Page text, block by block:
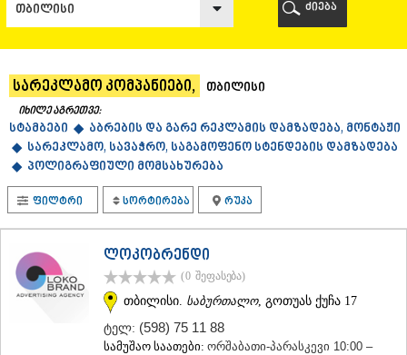
ᲩᲐᲥᲕᲘ
ᲝᲖᲣᲠᲒᲔᲗᲘ
ᲩᲝᲮᲐᲢᲐᲣᲠᲘ
ᲣᲠᲔᲙᲘ
ᲘᲛᲔᲠᲔᲗᲘ
ᲑᲐᲦᲓᲐᲗᲘ
ᲕᲐᲜᲘ
ᲖᲔᲡᲢᲐᲤᲝᲜᲘ
ᲗᲔᲠᲯᲝᲚᲐ
ᲢᲧᲘᲑᲣᲚᲘ
ᲥᲣᲗᲐᲘᲡᲘ
ᲬᲧᲐᲚᲢᲣᲑᲝ
ძიება
სარეკლამო კომპანიები, თბილისი
იხილე აგრეთვე:
სტამბები ◆ აბრების და გარე რეკლამის დამზადება, მონტაჟი
◆ სარეკლამო, სავაჭრო, საგამოფენო სტენდების დამზადება
◆ პოლიგრაფიული მომსახურება
ფილტრი სორტირება რუკა
ლოკობრენდი
(0 შეფასება)
თბილისი. საბურთალო, გოთუას ქუჩა 17
ტელ: (598) 75 11 88
სამუშაო საათები: ორშაბათი-პარასკევი 10:00 –